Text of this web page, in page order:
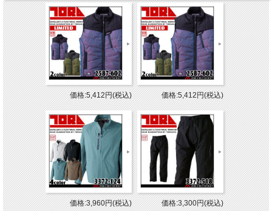
価格:5,412円(税込) 価格:5,412円(税込)
価格:3,960円(税込) 価格:3,300円(税込)